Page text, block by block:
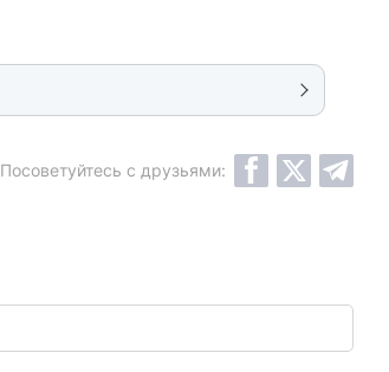
Посоветуйтесь с друзьями: